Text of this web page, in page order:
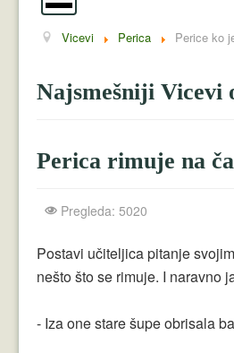
Vicevi
Mujo i Haso
Perica
Piroćanci
Vicevi Perica Perice ko
Najsmešniji Vicevi
Perica rimuje na
Pregleda: 5020
Postavi učiteljica pitanje
nešto što se rimuje. I naravno
- Iza one stare šupe obrisala